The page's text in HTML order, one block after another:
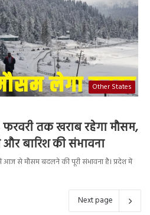
Other States
तक खराब रहेगा मौसम,
और बारिश की संभावना
से मौसम बदलने की पूरी संभावना है। प्रदेश में
Next page